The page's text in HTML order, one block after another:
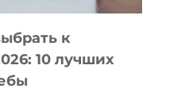
к
10 лучших